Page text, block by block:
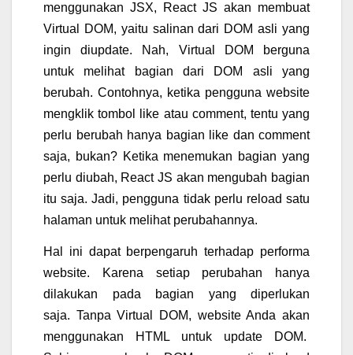
menggunakan JSX, React JS akan membuat
Virtual DOM, yaitu salinan dari DOM asli yang
ingin diupdate. Nah, Virtual DOM berguna
untuk melihat bagian dari DOM asli yang
berubah. Contohnya, ketika pengguna website
mengklik tombol like atau comment, tentu yang
perlu berubah hanya bagian like dan comment
saja, bukan? Ketika menemukan bagian yang
perlu diubah, React JS akan mengubah bagian
itu saja. Jadi, pengguna tidak perlu reload satu
halaman untuk melihat perubahannya.
Hal ini dapat berpengaruh terhadap performa
website. Karena setiap perubahan hanya
dilakukan pada bagian yang diperlukan
saja. Tanpa Virtual DOM, website Anda akan
menggunakan HTML untuk update DOM.